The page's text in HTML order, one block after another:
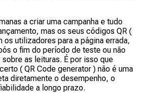
a criar uma campanha e tudo
mas os seus códigos QR (
os utilizadores para a página errada,
o fim do período de teste ou não
as leituras. É por isso que
( QR Code generator ) não é uma
diretamente o desempenho, o
a longo prazo.